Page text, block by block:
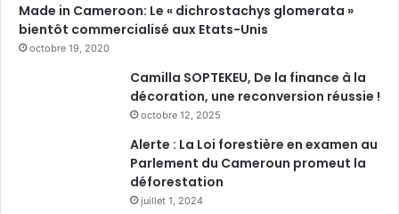
Made in Cameroon: Le « dichrostachys glomerata »
bientôt commercialisé aux Etats-Unis
octobre 19, 2020
Camilla SOPTEKEU, De la finance à la
décoration, une reconversion réussie !
octobre 12, 2025
Alerte : La Loi forestière en examen au
Parlement du Cameroun promeut la
déforestation
juillet 1, 2024